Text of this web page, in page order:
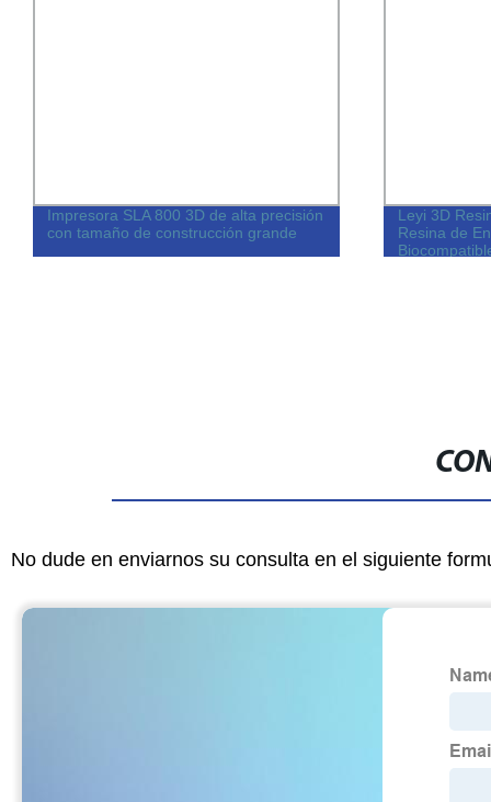
Impresora SLA 800 3D de alta precisión
con tamaño de construcción grande
Leyi 3D
Resina de
No dude en enviarnos su consulta en el siguiente